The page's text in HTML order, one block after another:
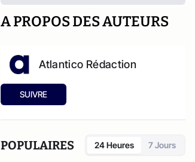
A PROPOS DES AUTEURS
Atlantico Rédaction
SUIVRE
POPULAIRES 24 Heures 7 Jours